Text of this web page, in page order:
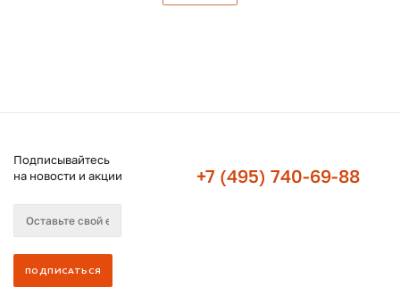
Подписывайтесь
на новости и акции
+7 (495) 740-69-88